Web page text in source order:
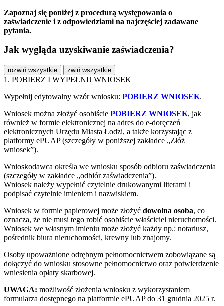
Zapoznaj się poniżej z procedurą występowania o
zaświadczenie i z odpowiedziami na najczęściej zadawane
pytania.
Jak wygląda uzyskiwanie zaświadczenia?
rozwiń wszystkie zwiń wszystkie
1. POBIERZ I WYPEŁNIJ WNIOSEK
Wypełnij edytowalny wzór wniosku: POBIERZ WNIOSEK.
Wniosek można złożyć osobiście POBIERZ WNIOSEK, jak
również w formie elektronicznej na adres do e-doręczeń
elektronicznych Urzędu Miasta Łodzi, a także korzystając z
platformy ePUAP (szczegóły w poniższej zakładce „Złóż
wniosek”).
Wnioskodawca określa we wniosku sposób odbioru zaświadczenia
(szczegóły w zakładce „odbiór zaświadczenia”).
Wniosek należy wypełnić czytelnie drukowanymi literami i
podpisać czytelnie imieniem i nazwiskiem.
Wniosek w formie papierowej może złożyć dowolna osoba, co
oznacza, że nie musi tego robić osobiście właściciel nieruchomości.
Wniosek we własnym imieniu może złożyć każdy np.: notariusz,
pośrednik biura nieruchomości, krewny lub znajomy.
Osoby upoważnione odrębnym pełnomocnictwem zobowiązane są
dołączyć do wniosku stosowne pełnomocnictwo oraz potwierdzenie
wniesienia opłaty skarbowej.
UWAGA: możliwość złożenia wniosku z wykorzystaniem
formularza dostępnego na platformie ePUAP do 31 grudnia 2025 r.